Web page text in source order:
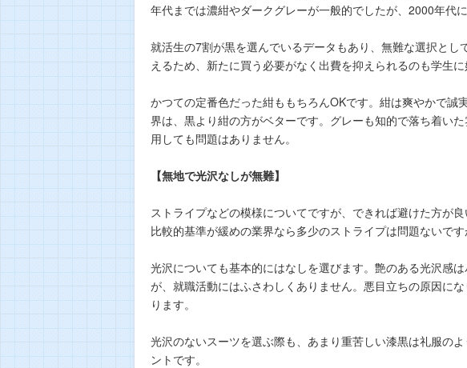
年代までは濃紺やダークグレーが一般的でしたが、2000年代
就活生の7割が黒を選んでいるデータもあり、無難な選択と
えるため、新たに買う必要がなく出費を抑えられるのも学生に
かつての定番色だった紺ももちろんOKです。紺は爽やかで誠
界は、黒より紺の方がベターです。グレーも知的で落ち着い
用しても問題はありません。
【無地で光沢なしが無難】
ストライプなどの模様についてですが、できれば避けた方が
比較的基準が緩めの業界なら多少のストライプは問題ないで
光沢についても基本的にはなしを選びます。艶のある光沢感
が、就職活動にはふさわしくありません。悪目立ちの原因に
ります。
光沢のないスーツを選ぶ際も、あまり重苦しい漆黒は礼服の
ントです。